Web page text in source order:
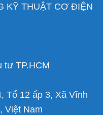
KỸ THUẬT CƠ ĐIỆN
tư TP.HCM
Tổ 12 ấp 3, Xã Vĩnh
Việt Nam